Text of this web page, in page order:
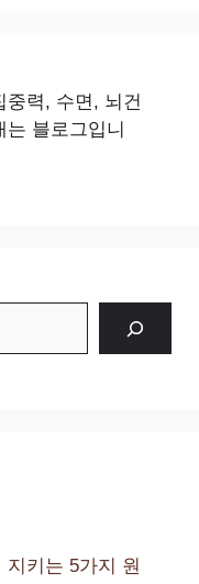
중력, 수면, 뇌건
블로그입니
키는 5가지 원